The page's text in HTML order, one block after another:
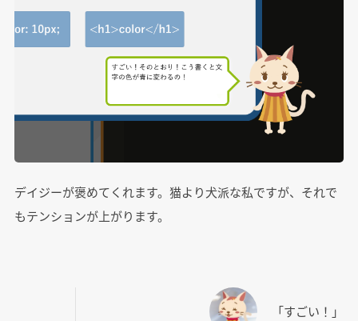
デイジーが褒めてくれます。猫より犬派な私ですが、それで
もテンションが上がります。
「すごい！」